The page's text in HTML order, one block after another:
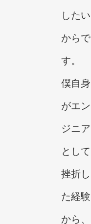
したい
からで
す。
僕自身
がエン
ジニア
として
挫折し
た経験
から、